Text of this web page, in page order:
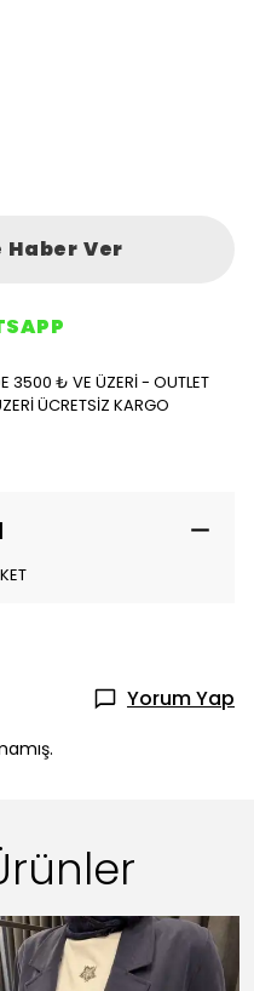
Haber Ver
3500 ₺ VE ÜZERİ - OUTLET
ÜCRETSİZ KARGO
Yorum Yap